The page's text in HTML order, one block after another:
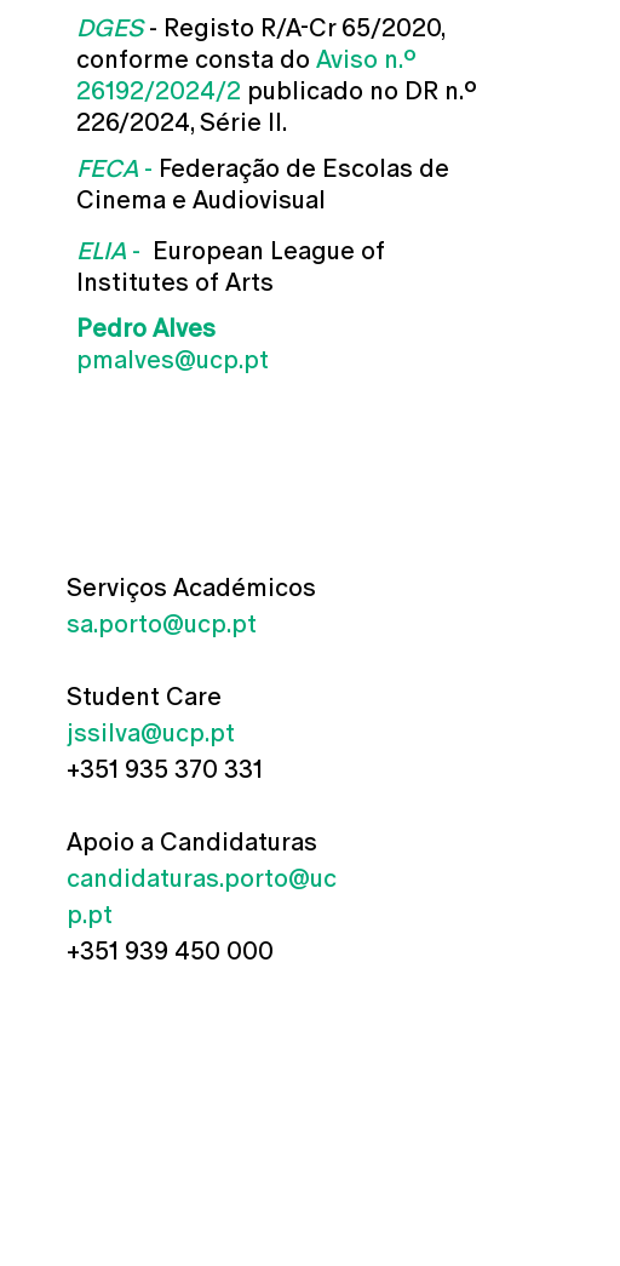
Serviços Académicos
sa.porto@ucp.pt
Student Care
jssilva@ucp.pt
+351 935 370 331
Apoio a Candidaturas
candidaturas.porto@uc
p.pt
+351 939 450 000
DGES- Registo R/A-Cr 65/2020,
conforme consta do Aviso n.º
26192/2024/2 publicado no DR n.º
226/2024, Série II.
FECA - Federação de Escolas de
Cinema e Audiovisual
ELIA - European League of
Institutes of Arts
Pedro Alves
pmalves@ucp.pt